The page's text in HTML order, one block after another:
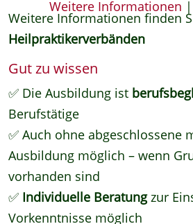
Weitere Informationen finden
Heilpraktikerverbänden
Gut zu wissen
✅ Die Ausbildung ist
Berufstätige
✅ Auch ohne abgeschlossene
Ausbildung möglich – wenn
vorhanden sind
✅ Individuelle Beratungzur
Vorkenntnisse möglich
Weitere Informationen |